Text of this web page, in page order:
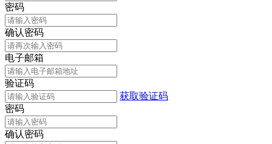
密码
确认密码
电子邮箱
验证码
获取验证码
密码
确认密码